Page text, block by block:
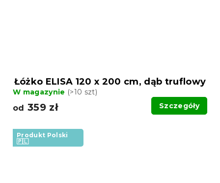
Łóżko ELISA 120 x 200 cm, dąb truflowy
W magazynie (>10 szt)
od 359 zł Szczegóły
Produkt Polski
🇵🇱